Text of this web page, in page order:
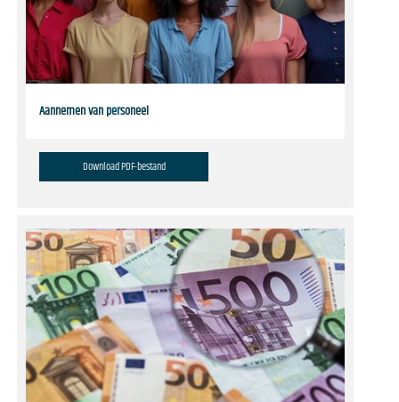
Aannemen van personeel
Download PDF-bestand